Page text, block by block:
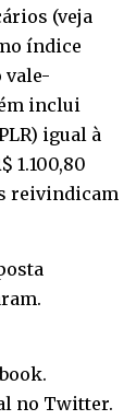
(veja
índice
vale-
inclui
igual à
1.100,80
reivindicam
.
no Twitter.